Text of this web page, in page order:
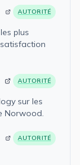
AUTORITÉ
plus
AUTORITÉ
sur les
Norwood.
AUTORITÉ